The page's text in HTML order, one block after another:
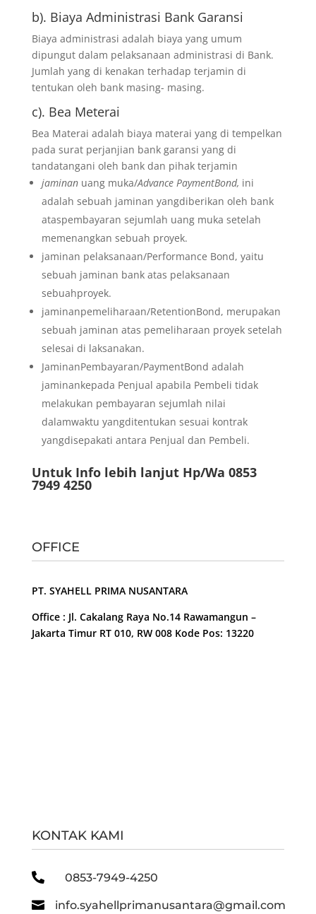
b). Biaya Administrasi Bank Garansi
Biaya administrasi adalah biaya yang umum
dipungut dalam pelaksanaan administrasi di Bank.
Jumlah yang di kenakan terhadap terjamin di
tentukan oleh bank masing- masing.
c). Bea Meterai
Bea Materai adalah biaya materai yang di tempelkan
pada surat perjanjian bank garansi yang di
tandatangani oleh bank dan pihak terjamin
jaminan uang muka/Advance PaymentBond, ini
adalah sebuah jaminan yangdiberikan oleh bank
ataspembayaran sejumlah uang muka setelah
memenangkan sebuah proyek.
jaminan pelaksanaan/Performance Bond, yaitu
sebuah jaminan bank atas pelaksanaan
sebuahproyek.
jaminanpemeliharaan/RetentionBond, merupakan
sebuah jaminan atas pemeliharaan proyek setelah
selesai di laksanakan.
JaminanPembayaran/PaymentBond adalah
jaminankepada Penjual apabila Pembeli tidak
melakukan pembayaran sejumlah nilai
dalamwaktu yangditentukan sesuai kontrak
yangdisepakati antara Penjual dan Pembeli.
Untuk Info lebih lanjut Hp/Wa 0853
7949 4250
OFFICE
PT. SYAHELL PRIMA NUSANTARA
Office : Jl. Cakalang Raya No.14 Rawamangun –
Jakarta Timur RT 010, RW 008 Kode Pos: 13220
KONTAK KAMI
 0853-7949-4250
 info.syahellprimanusantara@gmail.com